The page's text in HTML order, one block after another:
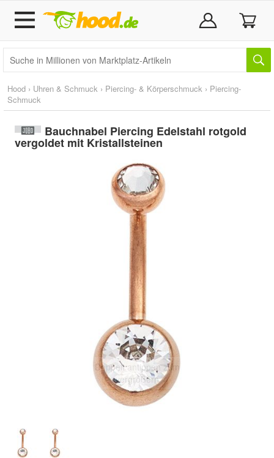
Hood › Uhren & Schmuck › Piercing- & Körperschmuck › Piercing-
Schmuck
Bauchnabel Piercing Edelstahl rotgold
vergoldet mit Kristallsteinen
Doppelt antippen zum
vergrößern